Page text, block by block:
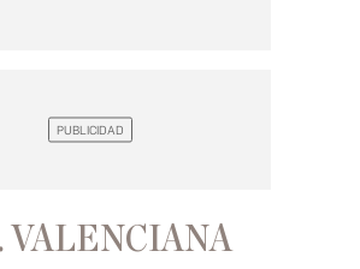
VALENCIANA